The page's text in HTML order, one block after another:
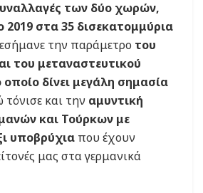
των δύο χωρών,
στα 35 δισεκατομμύρια
την παράμετρο του
του μεταναστευτικού
δίνει μεγάλη σημασία
τόνισε και την αμυντική
και Τούρκων με
υποβρύχια που έχουν
μας στα γερμανικά